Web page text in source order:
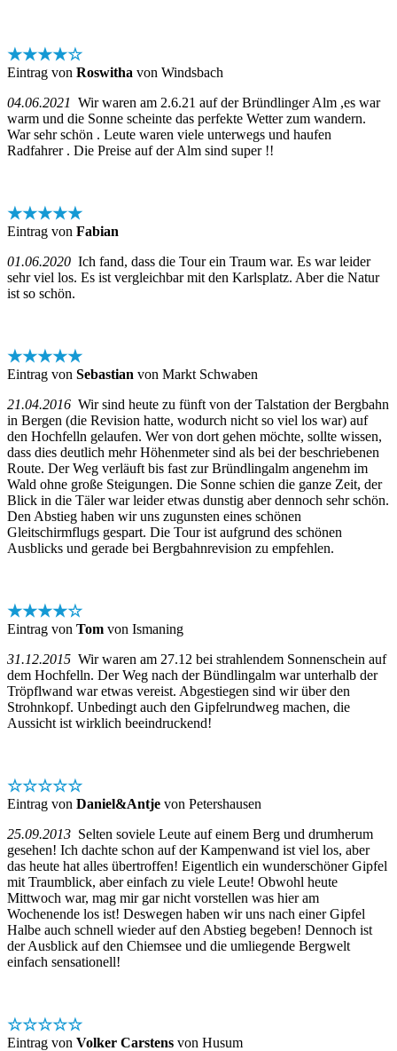
★★★★☆
Eintrag von Roswitha von Windsbach
04.06.2021 Wir waren am 2.6.21 auf der Bründlinger Alm ,es war
warm und die Sonne scheinte das perfekte Wetter zum wandern.
War sehr schön . Leute waren viele unterwegs und haufen
Radfahrer . Die Preise auf der Alm sind super !!
★★★★★
Eintrag von Fabian
01.06.2020 Ich fand, dass die Tour ein Traum war. Es war leider
sehr viel los. Es ist vergleichbar mit den Karlsplatz. Aber die Natur
ist so schön.
★★★★★
Eintrag von Sebastian von Markt Schwaben
21.04.2016 Wir sind heute zu fünft von der Talstation der Bergbahn
in Bergen (die Revision hatte, wodurch nicht so viel los war) auf
den Hochfelln gelaufen. Wer von dort gehen möchte, sollte wissen,
dass dies deutlich mehr Höhenmeter sind als bei der beschriebenen
Route. Der Weg verläuft bis fast zur Bründlingalm angenehm im
Wald ohne große Steigungen. Die Sonne schien die ganze Zeit, der
Blick in die Täler war leider etwas dunstig aber dennoch sehr schön.
Den Abstieg haben wir uns zugunsten eines schönen
Gleitschirmflugs gespart. Die Tour ist aufgrund des schönen
Ausblicks und gerade bei Bergbahnrevision zu empfehlen.
★★★★☆
Eintrag von Tom von Ismaning
31.12.2015 Wir waren am 27.12 bei strahlendem Sonnenschein auf
dem Hochfelln. Der Weg nach der Bündlingalm war unterhalb der
Tröpflwand war etwas vereist. Abgestiegen sind wir über den
Strohnkopf. Unbedingt auch den Gipfelrundweg machen, die
Aussicht ist wirklich beeindruckend!
☆☆☆☆☆
Eintrag von Daniel&Antje von Petershausen
25.09.2013 Selten soviele Leute auf einem Berg und drumherum
gesehen! Ich dachte schon auf der Kampenwand ist viel los, aber
das heute hat alles übertroffen! Eigentlich ein wunderschöner Gipfel
mit Traumblick, aber einfach zu viele Leute! Obwohl heute
Mittwoch war, mag mir gar nicht vorstellen was hier am
Wochenende los ist! Deswegen haben wir uns nach einer Gipfel
Halbe auch schnell wieder auf den Abstieg begeben! Dennoch ist
der Ausblick auf den Chiemsee und die umliegende Bergwelt
einfach sensationell!
☆☆☆☆☆
Eintrag von Volker Carstens von Husum